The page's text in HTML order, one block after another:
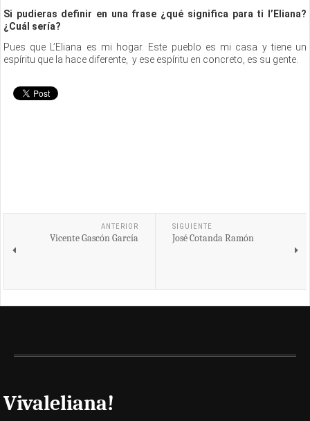
Si pudieras definir en una frase ¿qué significa para ti l’Eliana?
¿Cuál sería?
Pues que L’Eliana es mi hogar. Este pueblo es mi casa y tiene un
espíritu que la hace diferente, y ese espíritu en concreto, es su gente.
ANTERIOR
Vicente Gascón García
SIGUIENTE
José Cotanda Ramón
Vivaleliana!